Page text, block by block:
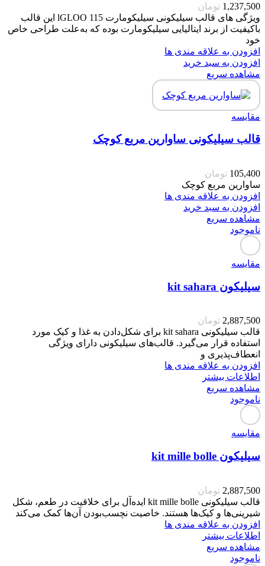
1,237,500 تومان
ویژگی های قالب سیلیکونی سیلیکومارت lGLOO 115 این قالب
باکیفیت از برند ایتالیایی سیلیکومارت بوده که به‌علت طراحی خاص
خود
افزودن به علاقه مندی ها
افزودن به سبد خرید
مشاهده سریع
مقایسه
قالب سیلیکونی ساوارین مربع کوچک
105,400 تومان
ساوارین مربع کوچک
افزودن به علاقه مندی ها
افزودن به سبد خرید
مشاهده سریع
ناموجود
مقایسه
سیلیکون kit sahara
2,887,500 تومان
قالب سیلیکونی kit sahara برای شکل‌دادن به غذا و کیک مورد
استفاده قرار می‌گیرد. قالب‌های سیلیکونی دارای ویژگی
انعطاف‌پذیری و
افزودن به علاقه مندی ها
اطلاعات بیشتر
مشاهده سریع
ناموجود
مقایسه
سیلیکون kit mille bolle
2,887,500 تومان
قالب سیلیکونی kit mille bolle ایده‌آل برای خلاقیت در طعم، شکل
شیرینی‌ها و کیک‌ها هستند. خاصیت نچسب‌بودن آن‌ها کمک می‌کند
افزودن به علاقه مندی ها
اطلاعات بیشتر
مشاهده سریع
ناموجود